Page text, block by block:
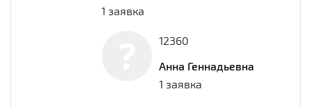
1 заявка
12360
Анна Геннадьевна
1 заявка